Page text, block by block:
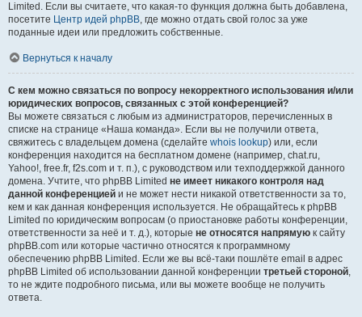
Limited. Если вы считаете, что какая-то функция должна быть добавлена,
посетите Центр идей phpBB, где можно отдать свой голос за уже
поданные идеи или предложить собственные.
Вернуться к началу
С кем можно связаться по вопросу некорректного использования и/или
юридических вопросов, связанных с этой конференцией?
Вы можете связаться с любым из администраторов, перечисленных в
списке на странице «Наша команда». Если вы не получили ответа,
свяжитесь с владельцем домена (сделайте whois lookup) или, если
конференция находится на бесплатном домене (например, chat.ru,
Yahoo!, free.fr, f2s.com и т. п.), с руководством или техподдержкой данного
домена. Учтите, что phpBB Limited не имеет никакого контроля над
данной конференцией и не может нести никакой ответственности за то,
кем и как данная конференция используется. Не обращайтесь к phpBB
Limited по юридическим вопросам (о приостановке работы конференции,
ответственности за неё и т. д.), которые не относятся напрямую к сайту
phpBB.com или которые частично относятся к программному
обеспечению phpBB Limited. Если же вы всё-таки пошлёте email в адрес
phpBB Limited об использовании данной конференции третьей стороной,
то не ждите подробного письма, или вы можете вообще не получить
ответа.